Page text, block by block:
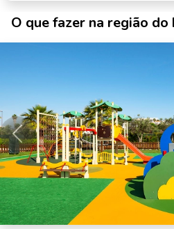
O que fazer na região
Anterior